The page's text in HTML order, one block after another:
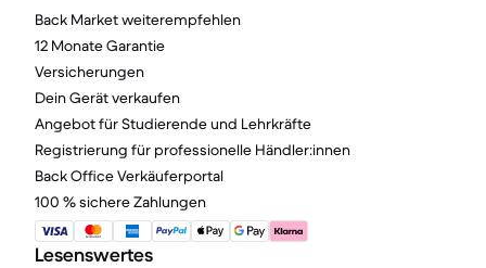
Back Market weiterempfehlen
12 Monate Garantie
Versicherungen
Dein Gerät verkaufen
Angebot für Studierende und Lehrkräfte
Registrierung für professionelle Händler:innen
Back Office Verkäuferportal
100 % sichere Zahlungen
Lesenswertes